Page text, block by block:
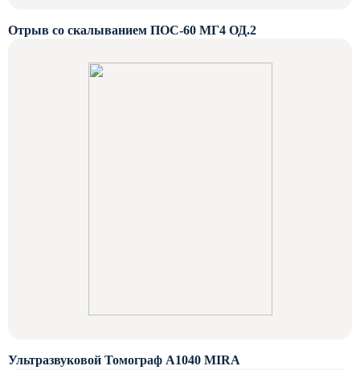
Отрыв со скалыванием ПОС-60 МГ4 ОД.2
Ультразвуковой Томограф A1040 MIRA